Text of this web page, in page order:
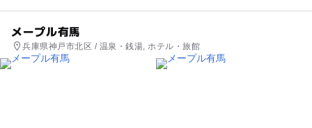
メープル有馬
兵庫県神戸市北区 / 温泉・銭湯, ホテル・旅館